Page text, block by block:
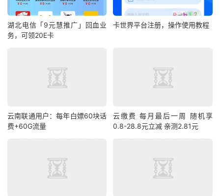
湖北电信「9元慧推广」回血业
务，可领20E卡
卡世界平台注册，操作使用教程
云南联通用户：每年白嫖60块话
费+60G流量
云缴费 每月最后一周 随机享
0.8-28.8元立减 亲测2.81元